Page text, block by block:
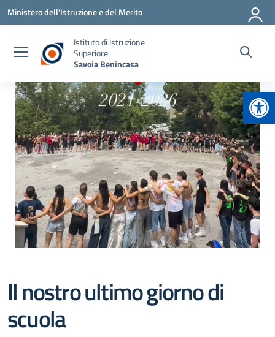
Vai ai contenuti
Vai al menu di navigazione
Vai al footer
Ministero dell'Istruzione e del Merito
Istituto di Istruzione
Superiore
Savoia Benincasa
Il nostro ultimo giorno di
scuola